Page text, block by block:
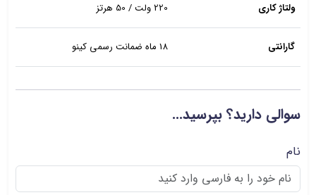
ولتاژ کاری 220 ولت / 50 هرتز
گارانتی 18 ماه ضمانت رسمی کینو
سوالی دارید؟ بپرسید...
نام